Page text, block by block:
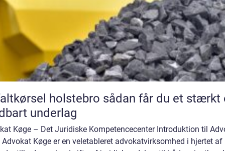
holstebro sådan får du et stærkt og
underlag
Køge – Det Juridiske Kompetencecenter Introduktion til
Advokat Køge er en veletableret advokatvirksomhed i hjertet af